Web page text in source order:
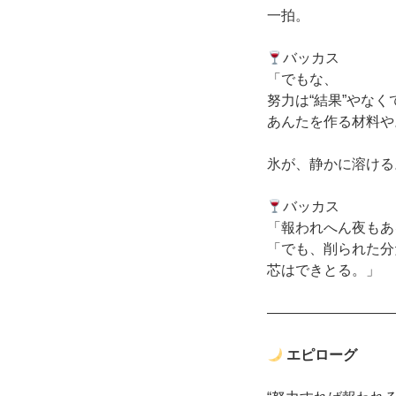
一拍。
バッカス
「でもな、
努力は“結果”やなく
あんたを作る材料や
氷が、静かに溶ける
バッカス
「報われへん夜もあ
「でも、削られた分
芯はできとる。」
エピローグ